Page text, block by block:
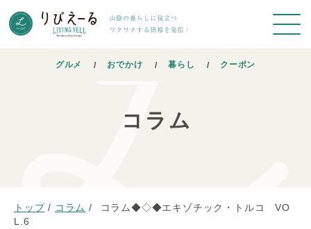
グルメ おでかけ 暮らし クーポン
コラム
トップ / コラム /
コラム◆◇◆エキゾチック・トルコ VO
L.6